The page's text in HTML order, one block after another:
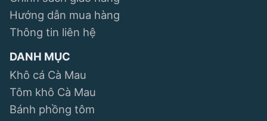
Hướng dẫn mua hàng
Thông tin liên hệ
DANH MỤC
Khô cá Cà Mau
Tôm khô Cà Mau
Bánh phồng tôm